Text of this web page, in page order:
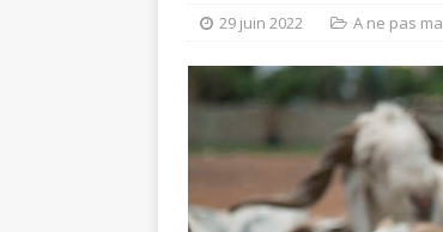
29 juin 2022 A ne pas